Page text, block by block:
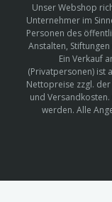
Unser Webshop
Unternehmer im
Personen des
Anstalten,
Ein Verkauf
(Privatpersonen) ist
Nettopreise zzgl.
und
werden. Alle